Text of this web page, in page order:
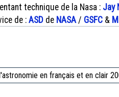
technique de la Nasa : Jay
de : ASD de NASA / GSFC &
en français et en clair